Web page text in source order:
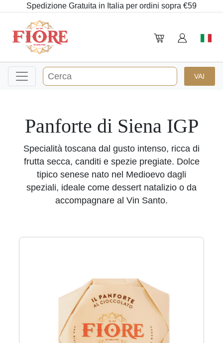
Spedizione Gratuita in Italia per ordini sopra €59
Panforte di Siena IGP
Specialità toscana dal gusto intenso, ricca di
frutta secca, canditi e spezie pregiate. Dolce
tipico senese nato nel Medioevo dagli
speziali, ideale come dessert natalizio o da
accompagnare al Vin Santo.